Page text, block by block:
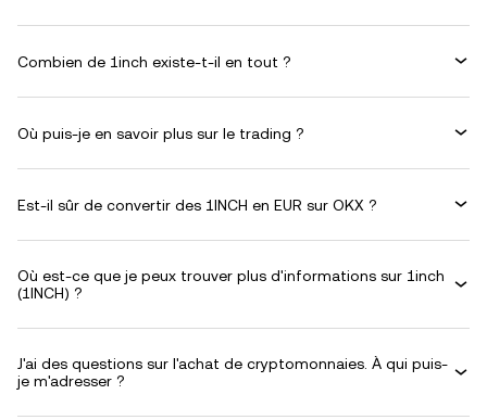
Combien de 1inch existe-t-il en tout ?
Où puis-je en savoir plus sur le trading ?
Est-il sûr de convertir des 1INCH en EUR sur OKX ?
Où est-ce que je peux trouver plus d'informations sur 1inch
(1INCH) ?
J'ai des questions sur l'achat de cryptomonnaies. À qui puis-
je m'adresser ?